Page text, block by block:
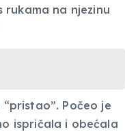
rukama na njezinu
Počeo je
ispričala i obećala